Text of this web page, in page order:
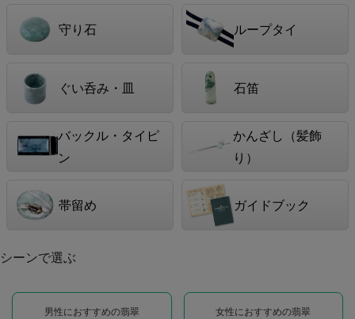
守り石 ループタイ
ぐい呑み・皿 石笛
バックル・タイピ
ン
かんざし（髪飾
り）
帯留め ガイドブック
シーンで選ぶ
男性におすすめの翡翠 女性におすすめの翡翠